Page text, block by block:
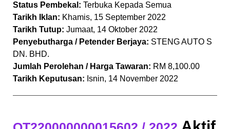
Status Pembekal: Terbuka Kepada Semua
Tarikh Iklan: Khamis, 15 September 2022
Tarikh Tutup: Jumaat, 14 Oktober 2022
Penyebutharga / Petender Berjaya: STENG AUTO S
DN. BHD.
Jumlah Perolehan / Harga Tawaran: RM 8,100.00
Tarikh Keputusan: Isnin, 14 November 2022